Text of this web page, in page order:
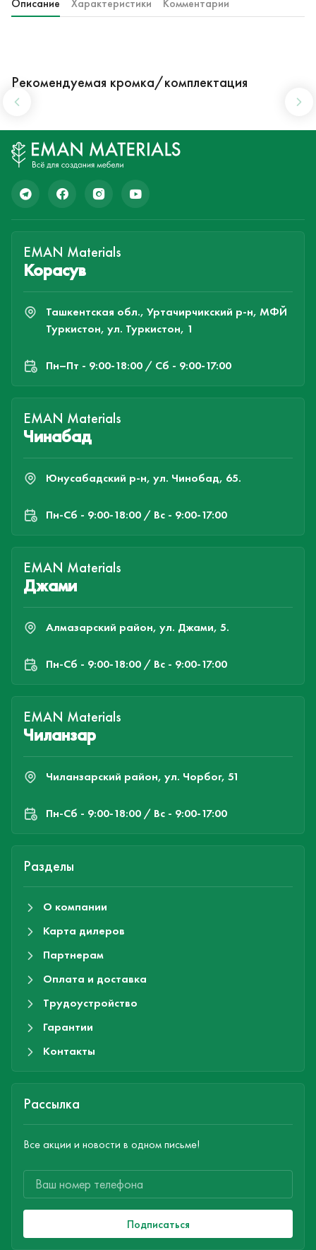
Описание Характеристики Комментарии
Рекомендуемая кромка/комплектация
EMAN Materials
Корасув
Ташкентская обл., Уртачирчикский р-н, МФЙ
Туркистон, ул. Туркистон, 1
Пн–Пт - 9:00-18:00 / Сб - 9:00-17:00
EMAN Materials
Чинабад
Юнусабадский р-н, ул. Чинобад, 65.
Пн-Cб - 9:00-18:00 / Вс - 9:00-17:00
EMAN Materials
Джами
Алмазарский район, ул. Джами, 5.
Пн-Cб - 9:00-18:00 / Вс - 9:00-17:00
EMAN Materials
Чиланзар
Чиланзарский район, ул. Чорбог, 51
Пн-Cб - 9:00-18:00 / Вс - 9:00-17:00
Разделы
О компании
Карта дилеров
Партнерам
Оплата и доставка
Трудоустройство
Гарантии
Контакты
Рассылка
Все акции и новости в одном письме!
Подписаться